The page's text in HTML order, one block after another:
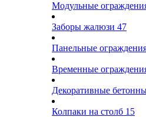
Модульные
Заборы жалюзи 47
Панельные
Временные
Декоративные
Колпаки на столб 15